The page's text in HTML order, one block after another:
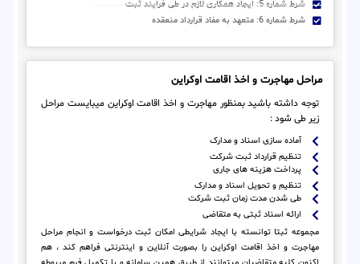
شرط شماره 5: ایجاد همکاری لازم در طی فرایند ثبت
شرط شماره 6: متعهد به مفاد قرارداد منعقده
مراحل مهاجرت و اخذ اقامت اوکراین
توجه داشته باشید بمنظور مهاجرت و اخذ اقامت اوکراین میبایست مراحل
زیر طی شود :
آماده سازی اسناد و مدارک
تنظیم قرارداد ثبت شرکت
پرداخت هزینه های جاری
تنظیم و تحویل اسناد و مدارک
طی شدن مدت زمان ثبت شرکت
ارائه اسناد ثبتی به متقاضی
مجموعه ثبتا توانسته با ایجاد شرایطی امکان ثبت درخواست و انجام مراحل
مهاجرت و اخذ اقامت اوکراین را بصورت آنلاین و اینترنتی فراهم کند ، هم